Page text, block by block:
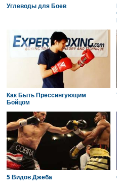
Углеводы для Боев
Как Быть Прессингующим
Бойцом
5 Видов Джеба